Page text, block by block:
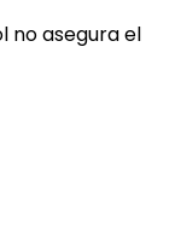
no asegura el